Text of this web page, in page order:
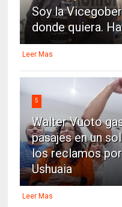
Soy la
donde quiera.
Leer Mas
5
Walter Vuoto
pasajes en un
los reclamos
Ushuaia
Leer Mas